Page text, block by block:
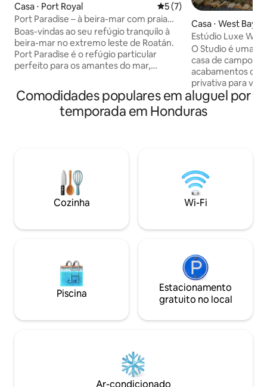
Casa ⋅ Port Royal 5 de uma avaliação média
5 (7)
Port Paradise – à beira-mar com praia
privativa e doca
Boas-vindas ao seu refúgio tranquilo à
beira-mar no extremo leste de Roatán.
Port Paradise é o refúgio particular
perfeito para os amantes do mar,
autônomo e snorkel de alto nível na Cow
& Calf, onde você poderá nadar em meio
a um vibrante caleidoscópio de peixes e
locais personalizadas para uma aventura
inesquecível na ilha. ⭑Entre em contato
conosco para obter descontos sazonais⭑
Casa ⋅ West Bay
Estúdio Luxe
piscina privativa -
O Studio é uma
casa de campo
acabamentos de
privativa para
não estiver na
dispõe de uma
confortável,
de 3-4 minutos
praia de West
área com praia
Desfrute de fácil
Comodidades populares em aluguel por
temporada em Honduras
Cozinha Wi-Fi
Piscina
Estacionamento
gratuito no local
Ar-condicionado